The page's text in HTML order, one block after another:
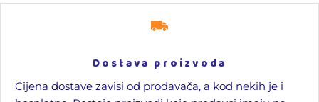
Dostava proizvoda
Cijena dostave zavisi od prodavača, a kod nekih je i